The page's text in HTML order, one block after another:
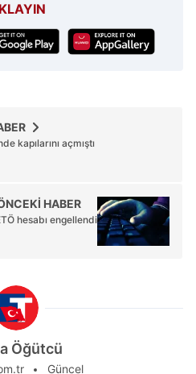
kapılarını açmıştı
HABER
hesabı engellendi
Öğütcü
Güncel